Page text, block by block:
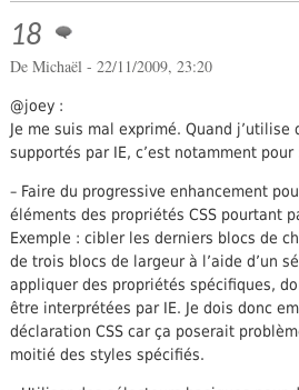
18
De Michaël - 22/11/2009, 23:20
@joey :
Je me suis mal exprimé. Quand j’utilise
supportés par IE, c’est notamment pour
– Faire du progressive enhancement
éléments des propriétés CSS pourtant
Exemple : cibler les derniers blocs de
de trois blocs de largeur à l’aide d’un
appliquer des propriétés spécifiques,
être interprétées par IE. Je dois donc
déclaration CSS car ça poserait
moitié des styles spécifiés.